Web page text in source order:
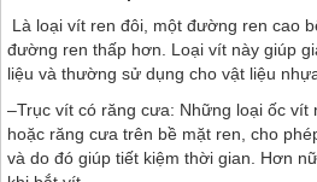
Là loại vít ren đôi, một đường ren cao
đường ren thấp hơn. Loại vít này giúp
liệu và thường sử dụng cho vật liệu
–Trục vít có răng cưa: Những loại ốc vít
hoặc răng cưa trên bề mặt ren, cho
và do đó giúp tiết kiệm thời gian. Hơn